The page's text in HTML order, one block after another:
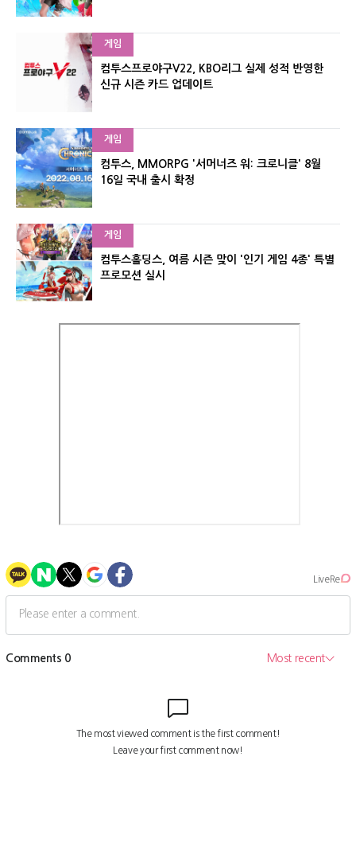
게임
컴투스프로야구V22, KBO리그 실제 성적 반영한
신규 시즌 카드 업데이트
게임
컴투스, MMORPG '서머너즈 워: 크로니클' 8월
16일 국내 출시 확정
게임
컴투스홀딩스, 여름 시즌 맞이 '인기 게임 4종' 특별
프로모션 실시